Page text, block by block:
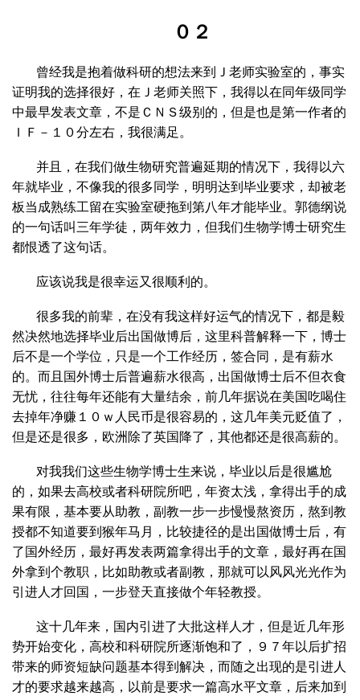
０２
曾经我是抱着做科研的想法来到Ｊ老师实验室的，事实
证明我的选择很好，在Ｊ老师关照下，我得以在同年级同学
中最早发表文章，不是ＣＮＳ级别的，但是也是第一作者的
ＩＦ－１０分左右，我很满足。
并且，在我们做生物研究普遍延期的情况下，我得以六
年就毕业，不像我的很多同学，明明达到毕业要求，却被老
板当成熟练工留在实验室硬拖到第八年才能毕业。郭德纲说
的一句话叫三年学徒，两年效力，但我们生物学博士研究生
都恨透了这句话。
应该说我是很幸运又很顺利的。
很多我的前辈，在没有我这样好运气的情况下，都是毅
然决然地选择毕业后出国做博后，这里科普解释一下，博士
后不是一个学位，只是一个工作经历，签合同，是有薪水
的。而且国外博士后普遍薪水很高，出国做博士后不但衣食
无忧，往往每年还能有大量结余，前几年据说在美国吃喝住
去掉年净赚１０ｗ人民币是很容易的，这几年美元贬值了，
但是还是很多，欧洲除了英国降了，其他都还是很高薪的。
对我我们这些生物学博士生来说，毕业以后是很尴尬
的，如果去高校或者科研院所吧，年资太浅，拿得出手的成
果有限，基本要从助教，副教一步一步慢慢熬资历，熬到教
授都不知道要到猴年马月，比较捷径的是出国做博士后，有
了国外经历，最好再发表两篇拿得出手的文章，最好再在国
外拿到个教职，比如助教或者副教，那就可以风风光光作为
引进人才回国，一步登天直接做个年轻教授。
这十几年来，国内引进了大批这样人才，但是近几年形
势开始变化，高校和科研院所逐渐饱和了，９７年以后扩招
带来的师资短缺问题基本得到解决，而随之出现的是引进人
才的要求越来越高，以前是要求一篇高水平文章，后来加到